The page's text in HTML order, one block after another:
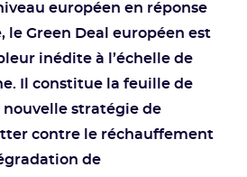
européen en réponse
Green Deal européen est
inédite à l’échelle de
Il constitue la feuille de
nouvelle stratégie de
contre le réchauffement
de